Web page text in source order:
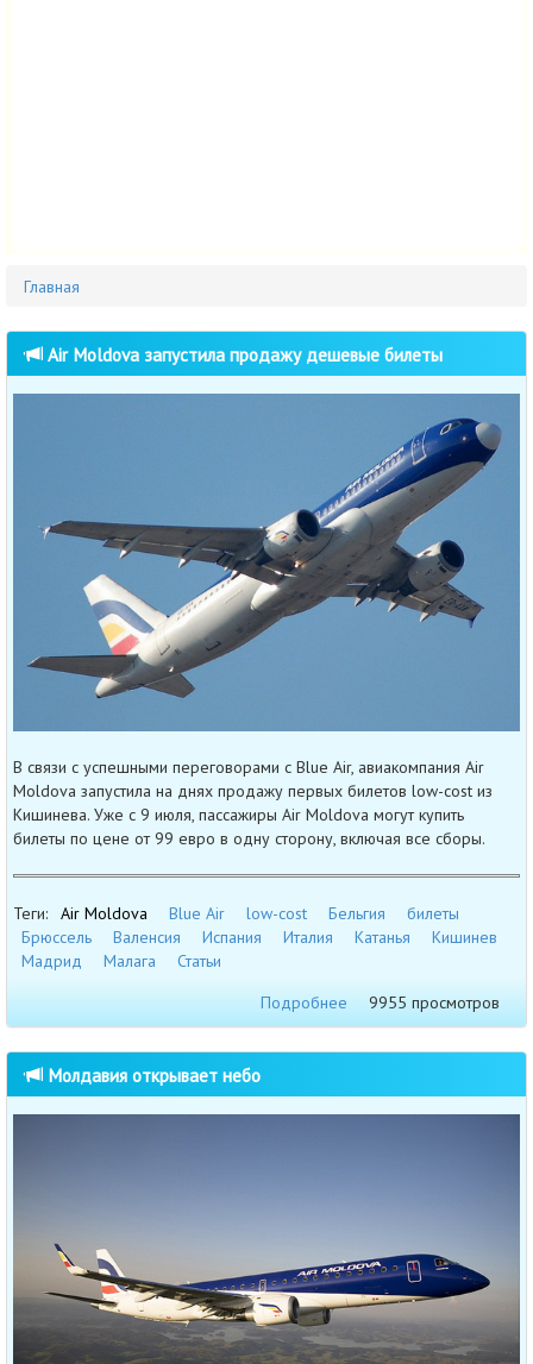
Главная
Air Moldova запустила продажу дешевые билеты
В связи с успешными переговорами с Blue Air, авиакомпания Air
Moldova запустила на днях продажу первых билетов low-cost из
Кишинева. Уже с 9 июля, пассажиры Air Moldova могут купить
билеты по цене от 99 евро в одну сторону, включая все сборы.
Теги: Air Moldova Blue Air low-cost Бельгия
билеты
Брюссель
Валенсия Испания Италия Катанья
Кишинев
Мадрид
Малага
Статьи
Подробнее
9955 просмотров
Молдавия открывает небо